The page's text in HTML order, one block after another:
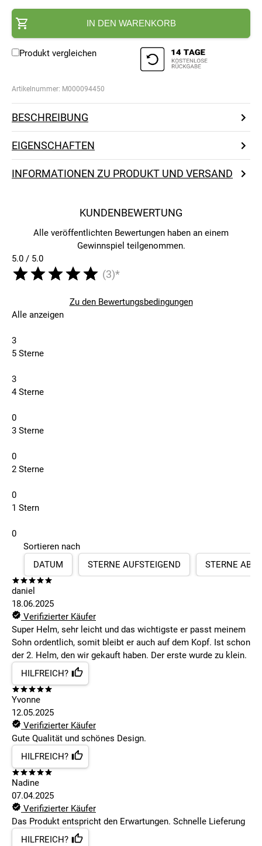
IN DEN WARENKORB
Produkt vergleichen
Artikelnummer: M000094450
BESCHREIBUNG
EIGENSCHAFTEN
INFORMATIONEN ZU PRODUKT UND VERSAND
KUNDENBEWERTUNG
Alle veröffentlichten Bewertungen haben an einem
Gewinnspiel teilgenommen.
5.0 / 5.0
(3)*
Zu den Bewertungsbedingungen
Alle anzeigen
3
5 Sterne
3
4 Sterne
0
3 Sterne
0
2 Sterne
0
1 Stern
0
Sortieren nach
DATUM
STERNE AUFSTEIGEND STERNE
daniel
18.06.2025
Verifizierter Käufer
Super Helm, sehr leicht und das wichtigste er passt meinem
Sohn ordentlich, somit bleibt er auch auf dem Kopf. Ist schon
der 2. Helm, den wir gekauft haben. Der erste wurde zu klein.
HILFREICH?
Yvonne
12.05.2025
Verifizierter Käufer
Gute Qualität und schönes Design.
HILFREICH?
Nadine
07.04.2025
Verifizierter Käufer
Das Produkt entspricht den Erwartungen. Schnelle Lieferung
HILFREICH?